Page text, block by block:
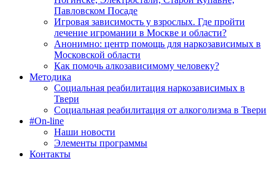
Павловском Посаде
Игровая зависимость у взрослых. Где пройти
лечение игромании в Москве и области?
Анонимно: центр помощь для наркозависимых в
Московской области
Как помочь алкозависимому человеку?
Методика
Социальная реабилитация наркозависимых в
Твери
Социальная реабилитация от алкоголизма в Твери
#On-line
Наши новости
Элементы программы
Контакты